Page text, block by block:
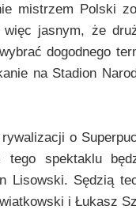
mistrzem Polski
więc jasnym, że
dogodnego
na Stadion
o
tego spektaklu
Lisowski. Sędzią
i Łukasz